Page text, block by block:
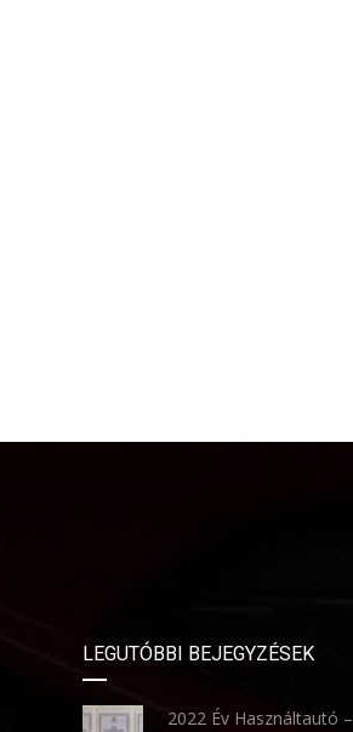
LEGUTÓBBI BEJEGYZÉSEK
2022 Év Használtautó –